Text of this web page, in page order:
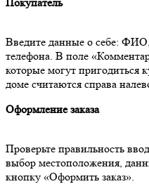
Введите данные о себе:
телефона. В поле
которые могут пригодиться
доме считаются справа
Оформление заказа
Проверьте правильность
выбор местоположения,
кнопку «Оформить заказ».